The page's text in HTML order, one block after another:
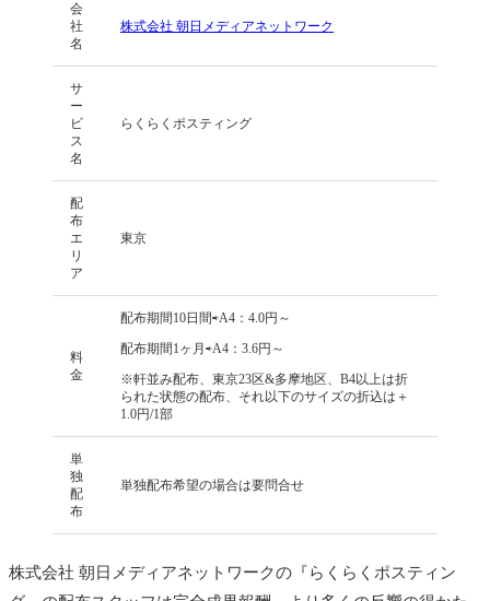
会
社
名
株式会社 朝日メディアネットワーク
サ
ー
ビ
ス
名
らくらくポスティング
配
布
エ
リ
ア
東京
料
金
配布期間10日間⇨A4：4.0円～
配布期間1ヶ月⇨A4：3.6円～
※軒並み配布、東京23区&多摩地区、B4以上は折
られた状態の配布、それ以下のサイズの折込は＋
1.0円/1部
単
独
配
布
単独配布希望の場合は要問合せ
株式会社 朝日メディアネットワークの『らくらくポスティン